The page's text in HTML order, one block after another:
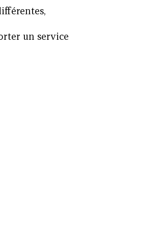
un service